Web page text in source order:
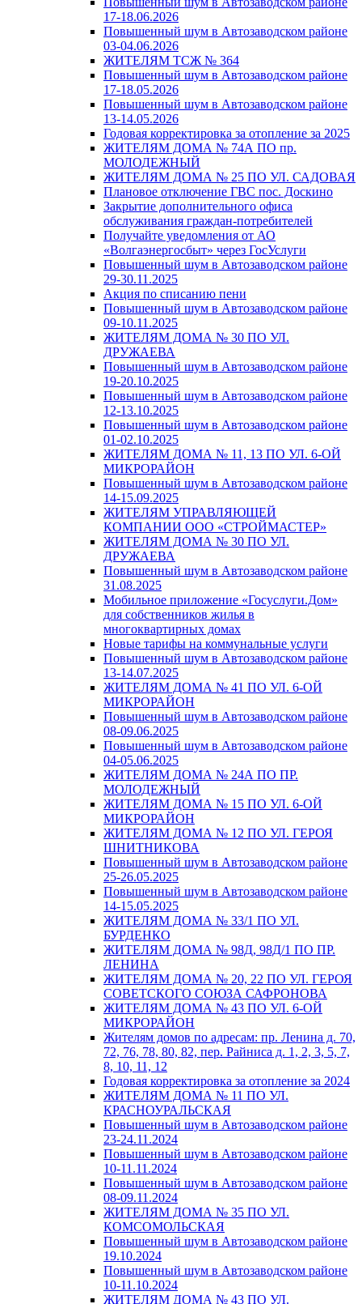
17-18.06.2026
Повышенный шум в Автозаводском районе
03-04.06.2026
ЖИТЕЛЯМ ТСЖ № 364
Повышенный шум в Автозаводском районе
17-18.05.2026
Повышенный шум в Автозаводском районе
13-14.05.2026
Годовая корректировка за отопление за 2025
ЖИТЕЛЯМ ДОМА № 74А ПО пр.
МОЛОДЕЖНЫЙ
ЖИТЕЛЯМ ДОМА № 25 ПО УЛ. САДОВАЯ
Плановое отключение ГВС пос. Доскино
Закрытие дополнительного офиса
обслуживания граждан-потребителей
Получайте уведомления от АО
«Волгаэнергосбыт» через ГосУслуги
Повышенный шум в Автозаводском районе
29-30.11.2025
Акция по списанию пени
Повышенный шум в Автозаводском районе
09-10.11.2025
ЖИТЕЛЯМ ДОМА № 30 ПО УЛ.
ДРУЖАЕВА
Повышенный шум в Автозаводском районе
19-20.10.2025
Повышенный шум в Автозаводском районе
12-13.10.2025
Повышенный шум в Автозаводском районе
01-02.10.2025
ЖИТЕЛЯМ ДОМА № 11, 13 ПО УЛ. 6-ОЙ
МИКРОРАЙОН
Повышенный шум в Автозаводском районе
14-15.09.2025
ЖИТЕЛЯМ УПРАВЛЯЮЩЕЙ
КОМПАНИИ ООО «СТРОЙМАСТЕР»
ЖИТЕЛЯМ ДОМА № 30 ПО УЛ.
ДРУЖАЕВА
Повышенный шум в Автозаводском районе
31.08.2025
Мобильное приложение «Госуслуги.Дом»
для собственников жилья в
многоквартирных домах
Новые тарифы на коммунальные услуги
Повышенный шум в Автозаводском районе
13-14.07.2025
ЖИТЕЛЯМ ДОМА № 41 ПО УЛ. 6-ОЙ
МИКРОРАЙОН
Повышенный шум в Автозаводском районе
08-09.06.2025
Повышенный шум в Автозаводском районе
04-05.06.2025
ЖИТЕЛЯМ ДОМА № 24А ПО ПР.
МОЛОДЕЖНЫЙ
ЖИТЕЛЯМ ДОМА № 15 ПО УЛ. 6-ОЙ
МИКРОРАЙОН
ЖИТЕЛЯМ ДОМА № 12 ПО УЛ. ГЕРОЯ
ШНИТНИКОВА
Повышенный шум в Автозаводском районе
25-26.05.2025
Повышенный шум в Автозаводском районе
14-15.05.2025
ЖИТЕЛЯМ ДОМА № 33/1 ПО УЛ.
БУРДЕНКО
ЖИТЕЛЯМ ДОМА № 98Д, 98Д/1 ПО ПР.
ЛЕНИНА
ЖИТЕЛЯМ ДОМА № 20, 22 ПО УЛ. ГЕРОЯ
СОВЕТСКОГО СОЮЗА САФРОНОВА
ЖИТЕЛЯМ ДОМА № 43 ПО УЛ. 6-ОЙ
МИКРОРАЙОН
Жителям домов по адресам: пр. Ленина д. 70,
72, 76, 78, 80, 82, пер. Райниса д. 1, 2, 3, 5, 7,
8, 10, 11, 12
Годовая корректировка за отопление за 2024
ЖИТЕЛЯМ ДОМА № 11 ПО УЛ.
КРАСНОУРАЛЬСКАЯ
Повышенный шум в Автозаводском районе
23-24.11.2024
Повышенный шум в Автозаводском районе
10-11.11.2024
Повышенный шум в Автозаводском районе
08-09.11.2024
ЖИТЕЛЯМ ДОМА № 35 ПО УЛ.
КОМСОМОЛЬСКАЯ
Повышенный шум в Автозаводском районе
19.10.2024
Повышенный шум в Автозаводском районе
10-11.10.2024
ЖИТЕЛЯМ ДОМА № 43 ПО УЛ.